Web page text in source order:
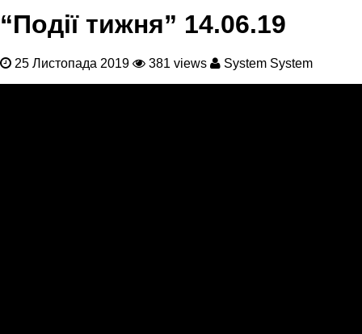
“Події тижня” 14.06.19
25 Листопада 2019 381 views System System